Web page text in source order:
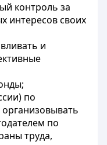
контроль за
интересов своих
и
по
по
труда,